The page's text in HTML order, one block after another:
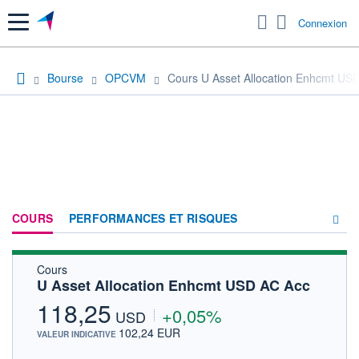
Menu Connexion
Bourse OPCVM Cours U Asset Allocation Enhcmt
COURS PERFORMANCES ET RISQUES
FORUM
Cours
U Asset Allocation Enhcmt USD AC Acc
118,25 USD +0,05%
VALEUR INDICATIVE 102,24 EUR